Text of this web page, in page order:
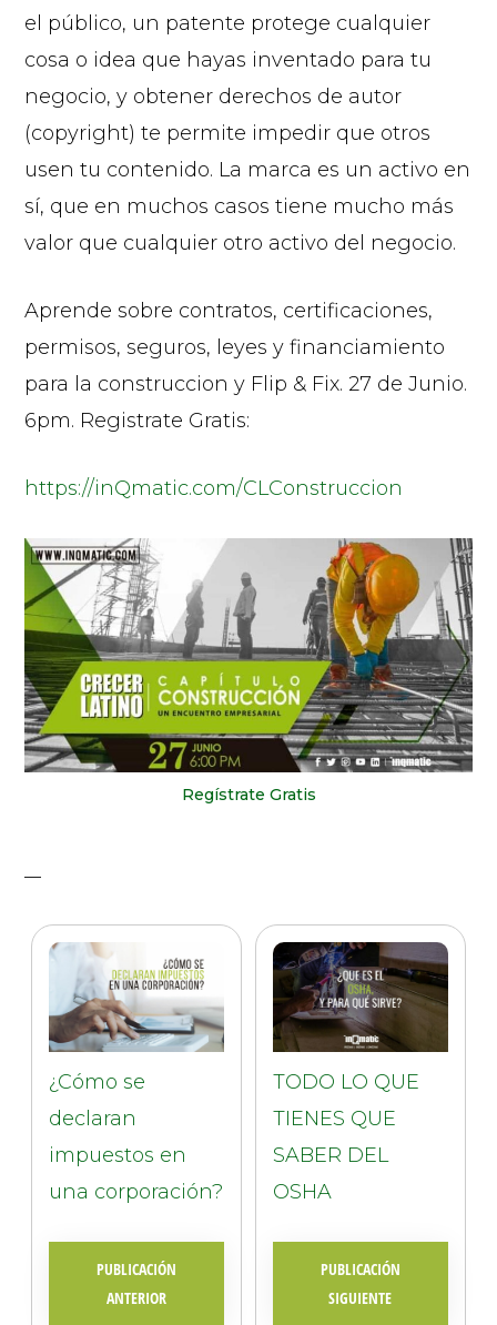
el público, un patente protege cualquier
cosa o idea que hayas inventado para tu
negocio, y obtener derechos de autor
(copyright) te permite impedir que otros
usen tu contenido. La marca es un activo en
sí, que en muchos casos tiene mucho más
valor que cualquier otro activo del negocio.
Aprende sobre contratos, certificaciones,
permisos, seguros, leyes y financiamiento
para la construccion y Flip & Fix. 27 de Junio.
6pm. Registrate Gratis:
https://inQmatic.com/CLConstruccion
Regístrate Gratis
¿Cómo se
declaran
impuestos en
una corporación?
PUBLICACIÓN
ANTERIOR
TODO LO QUE
TIENES QUE
SABER DEL
OSHA
PUBLICACIÓN
SIGUIENTE